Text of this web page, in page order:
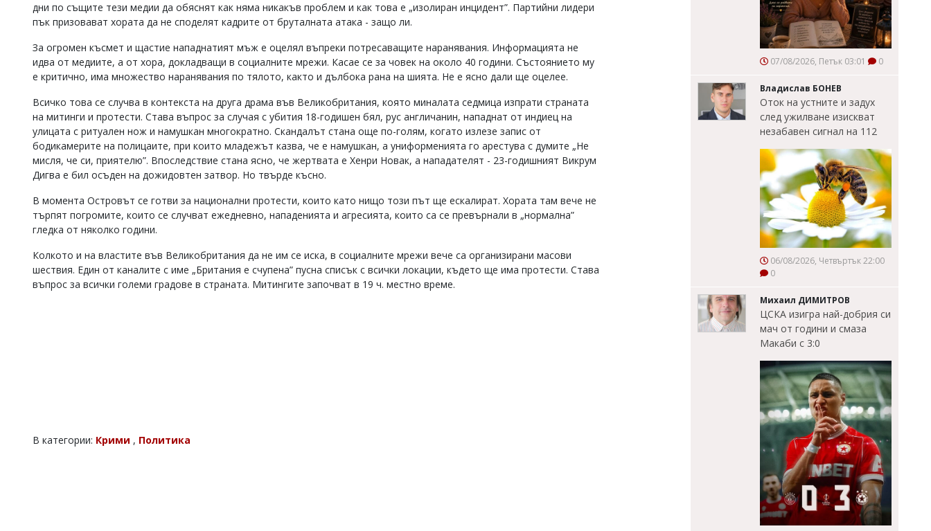
дни по същите тези медии да обяснят как няма никакъв проблем и как това е „изолиран инцидент”. Партийни лидери
пък призовават хората да не споделят кадрите от бруталната атака - защо ли.
За огромен късмет и щастие нападнатият мъж е оцелял въпреки потресаващите наранявания. Информацията не
идва от медиите, а от хора, докладващи в социалните мрежи. Касае се за човек на около 40 години. Състоянието му
е критично, има множество наранявания по тялото, както и дълбока рана на шията. Не е ясно дали ще оцелее.
Всичко това се случва в контекста на друга драма във Великобритания, която миналата седмица изпрати страната
на митинги и протести. Става въпрос за случая с убития 18-годишен бял, рус англичанин, нападнат от индиец на
улицата с ритуален нож и намушкан многократно. Скандалът стана още по-голям, когато излезе запис от
бодикамерите на полицаите, при които младежът казва, че е намушкан, а униформенията го арестува с думите „Не
мисля, че си, приятелю”. Впоследствие стана ясно, че жертвата е Хенри Новак, а нападателят - 23-годишният Викрум
Дигва е бил осъден на дожидовтен затвор. Но твърде късно.
В момента Островът се готви за национални протести, които като нищо този път ще ескалират. Хората там вече не
търпят погромите, които се случват ежедневно, нападенията и агресията, които са се превърнали в „нормална”
гледка от няколко години.
Колкото и на властите във Великобритания да не им се иска, в социалните мрежи вече са организирани масови
шествия. Един от каналите с име „Британия е счупена” пусна списък с всички локации, където ще има протести. Става
въпрос за всички големи градове в страната. Митингите започват в 19 ч. местно време.
В категории: Крими , Политика
07/08/2026, Петък 03:01 0
Владислав БОНЕВ
Оток на устните и задух
след ужилване изискват
незабавен сигнал на 112
06/08/2026, Четвъртък 22:00
0
Михаил ДИМИТРОВ
ЦСКА изигра най-добрия си
мач от години и смаза
Макаби с 3:0